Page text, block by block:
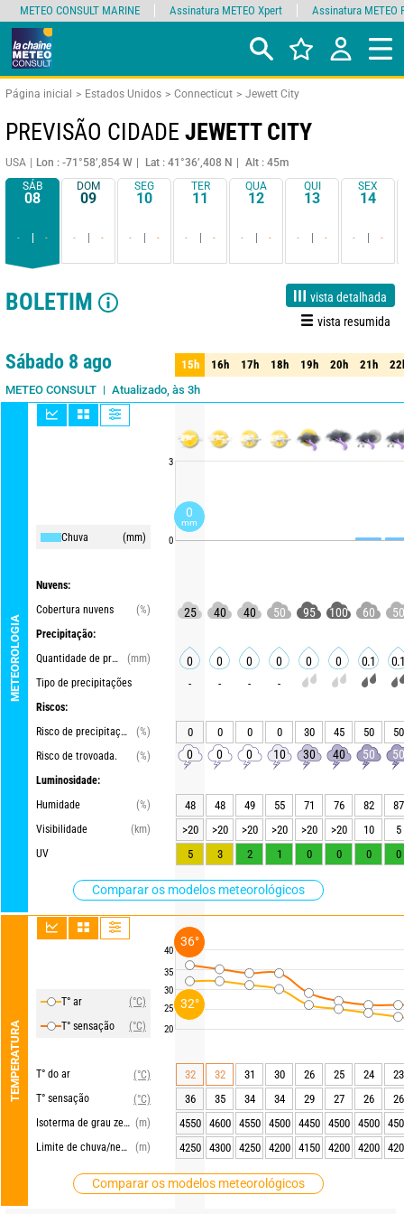
Página inicial Estados Unidos Connecticut Jewett City
PREVISÃO CIDADE JEWETT CITY
USA Lon : -71°58’,854 W Lat : 41°36’,408 N
Alt : 45m
SÁB
08
- -
DOM
09
- -
SEG
10
- -
TER
11
- -
QUA
12
- -
QUI
13
- -
SEX
14
- -
BOLETIM
vista detalhada
vista resumida
1 dia 3 dias Fiabilidade 90%
Sábado 8 ago
METEO CONSULT Atualizado, às 3h
METEOROLOGIA
Chuva (mm)
Nuvens:
Cobertura nuvens
(%)
Precipitação:
Quantidade de precipitações
(mm)
Tipo de precipitações
Riscos:
Risco de precipitações
(%)
Risco de trovoada.
(%)
Luminosidade:
Humidade
(%)
Visibilidade
(km)
UV
Comparar os modelos meteorológicos
TEMPERATURA
T° ar
(°C)
T° sensação
(°C)
T° do ar
(°C)
T° sensação
(°C)
Isoterma de grau zero (m)
Limite de chuva/neve
(m)
Comparar os modelos meteorológicos
3
0
40
35
30
25
20
15h 16h 17h 18h 19h 20h 21h
15h 16h 17h 18h 19h 20h 21h
25 40 40 50 95 100 60 50
0 0 0 0 0 0 0.1
- - - -
0 0 0 0 30 45 50 50
0 0 0 10 30 40 50 50
48 48 49 55 71 76 82
87
>20
>20 >20 >20 >20 >20 10
5
5
3 2 1 0 0 0 0
32 32 31 30 26 25 24
23
36
35 34 34 29 27 26
26
4550
4600 4550 4500 4450 4500 4500
4250
4300 4250 4200 4150 4200 4200
METEO CONSULT MARINE Assinatura METEO Xpert Assinatura METEO
0
mm
32°
36°